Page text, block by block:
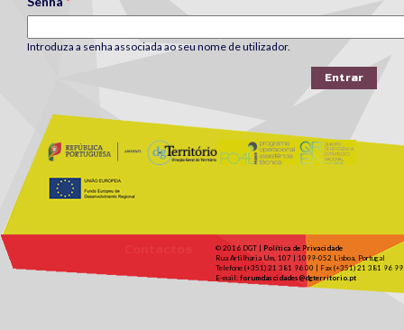
Introduza a senha associada ao seu nome de utilizador.
© 2016 DGT | Política de Privacidade
Rua Artilharia Um, 107 | 1099-052 Lisboa, Portugal
Telefone (+351) 21 381 96 00 | Fax (+351) 21 381 96 99
E-mail: forumdascidades@dgterritorio.pt